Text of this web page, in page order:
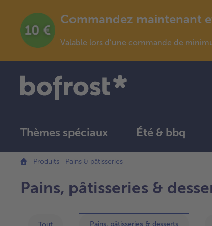
Commandez maintenant
Valable lors d’une commande de
Thèmes spéciaux Été & bbq
Produits
Pains & pâtisseries
Pains, pâtisseries &
Pains, pâtisseries & desserts
La
liste
été
actualisée.